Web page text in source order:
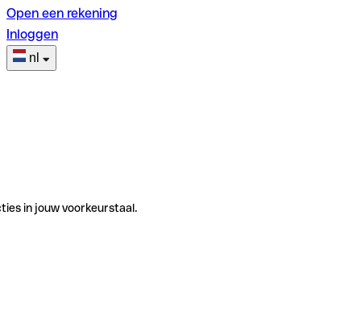
Open een rekening
Inloggen
nl
in jouw voorkeurstaal.